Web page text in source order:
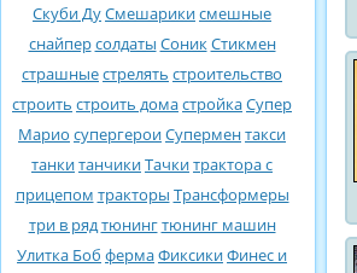
Скуби ДуСмешарикисмешные
снайперсолдаты СоникСтикмен
страшныестрелять строительство
строить строить домастройкаСупер
Марио супергероиСуперментакси
танкитанчикиТачкитрактора с
прицепом тракторы Трансформеры
три в рядтюнингтюнинг машин
Улитка Боб фермаФиксикиФинес и